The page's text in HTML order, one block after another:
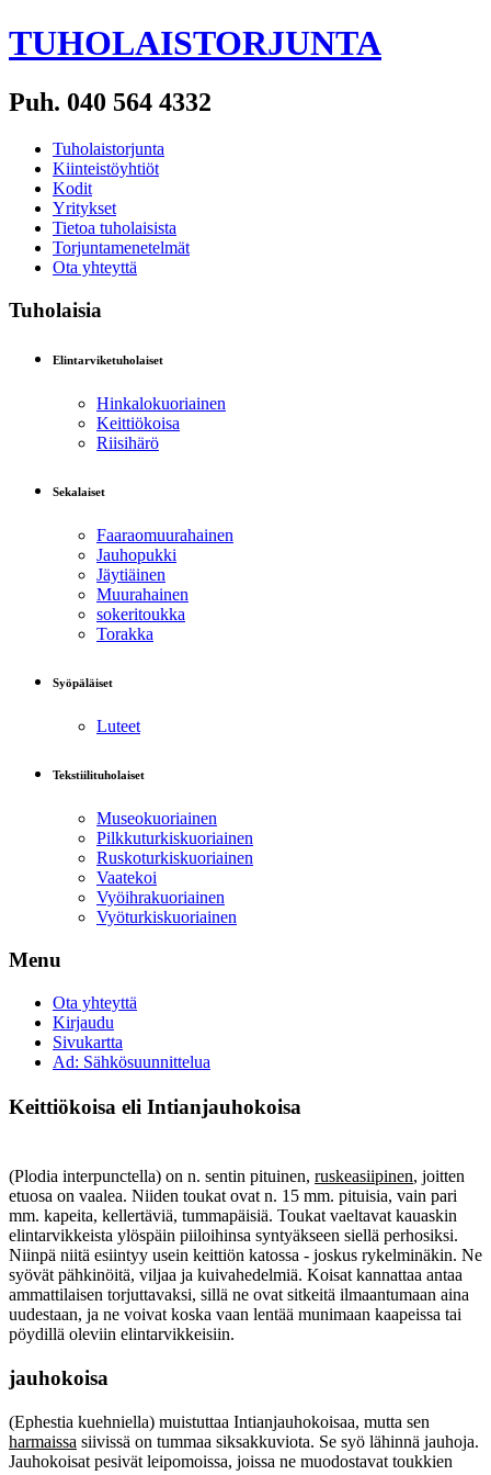
TUHOLAISTORJUNTA
Puh. 040 564 4332
Tuholaistorjunta
Kiinteistöyhtiöt
Kodit
Yritykset
Tietoa tuholaisista
Torjuntamenetelmät
Ota yhteyttä
Tuholaisia
Elintarviketuholaiset
Hinkalokuoriainen
Keittiökoisa
Riisihärö
Sekalaiset
Faaraomuurahainen
Jauhopukki
Jäytiäinen
Muurahainen
sokeritoukka
Torakka
Syöpäläiset
Luteet
Tekstiilituholaiset
Museokuoriainen
Pilkkuturkiskuoriainen
Ruskoturkiskuoriainen
Vaatekoi
Vyöihrakuoriainen
Vyöturkiskuoriainen
Menu
Ota yhteyttä
Kirjaudu
Sivukartta
Ad: Sähkösuunnittelua
Keittiökoisa eli Intianjauhokoisa
(Plodia interpunctella) on n. sentin pituinen, ruskeasiipinen, joitten
etuosa on vaalea. Niiden toukat ovat n. 15 mm. pituisia, vain pari
mm. kapeita, kellertäviä, tummapäisiä. Toukat vaeltavat kauaskin
elintarvikkeista ylöspäin piiloihinsa syntyäkseen siellä perhosiksi.
Niinpä niitä esiintyy usein keittiön katossa - joskus rykelminäkin. Ne
syövät pähkinöitä, viljaa ja kuivahedelmiä. Koisat kannattaa antaa
ammattilaisen torjuttavaksi, sillä ne ovat sitkeitä ilmaantumaan aina
uudestaan, ja ne voivat koska vaan lentää munimaan kaapeissa tai
pöydillä oleviin elintarvikkeisiin.
jauhokoisa
(Ephestia kuehniella) muistuttaa Intianjauhokoisaa, mutta sen
harmaissa siivissä on tummaa siksakkuviota. Se syö lähinnä jauhoja.
Jauhokoisat pesivät leipomoissa, joissa ne muodostavat toukkien